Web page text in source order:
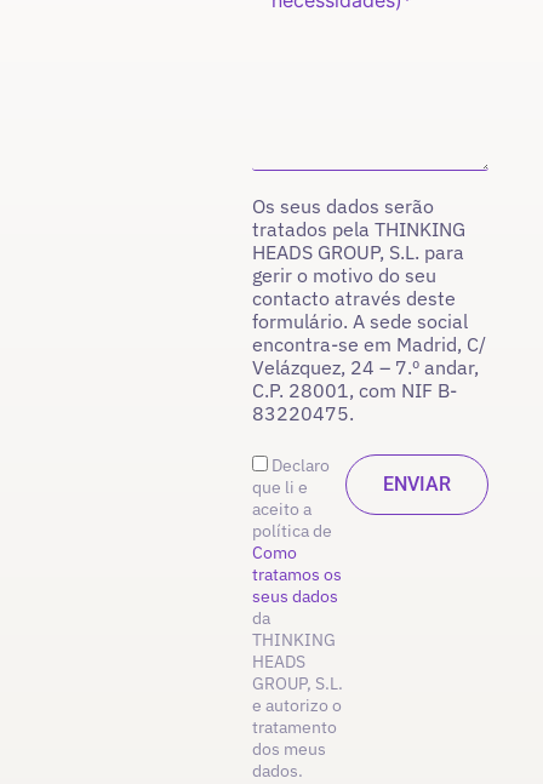
Os seus dados serão
tratados pela THINKING
HEADS GROUP, S.L. para
gerir o motivo do seu
contacto através deste
formulário. A sede social
encontra-se em Madrid, C/
Velázquez, 24 – 7.º andar,
C.P. 28001, com NIF B-
83220475.
Declaro
que li e
aceito a
política de
Como
tratamos os
seus dados
da
THINKING
HEADS
GROUP, S.L.
e autorizo o
tratamento
dos meus
dados.